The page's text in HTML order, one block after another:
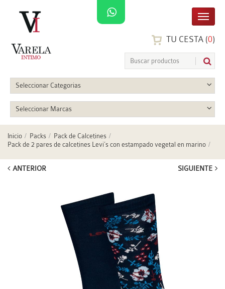
TU CESTA (0)
Seleccionar Categorias
Seleccionar Marcas
Inicio Packs
Pack de Calcetines
Pack de 2 pares de calcetines Levi´s con estampado vegetal en marino
ANTERIOR SIGUIENTE